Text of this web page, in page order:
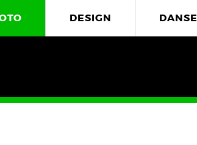
DESIGN DANSE